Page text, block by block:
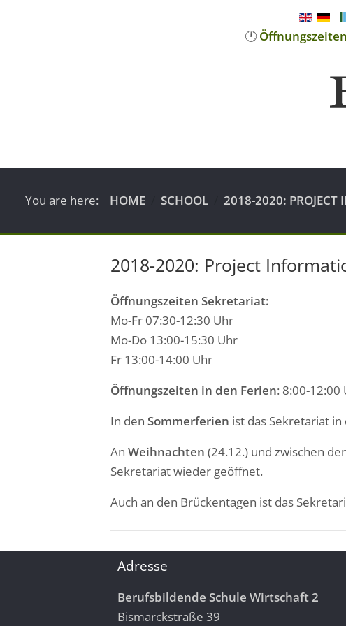
🕛Öffnungszeiten
You are here: HOME SCHOOL 2018-2020: PROJECT
2018-2020: Project
Öffnungszeiten Sekretariat:
Mo-Fr 07:30-12:30 Uhr
Mo-Do 13:00-15:30 Uhr
Fr 13:00-14:00 Uhr
Öffnungszeiten in den Ferien: 8:00-12:00
In den Sommerferien ist das Sekretariat
An Weihnachten (24.12.) und zwischen
Sekretariat wieder geöffnet.
Auch an den Brückentagen ist das
Adresse
Berufsbildende Schule Wirtschaft 2
Bismarckstraße 39